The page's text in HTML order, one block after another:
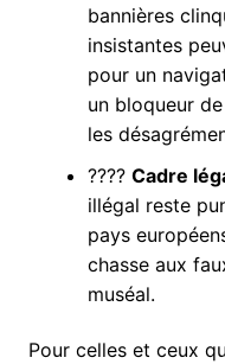
bannières
insistantes
pour un
un bloqueur
les
???? Cadre
illégal reste
pays
chasse aux
muséal.
Pour celles et ceux